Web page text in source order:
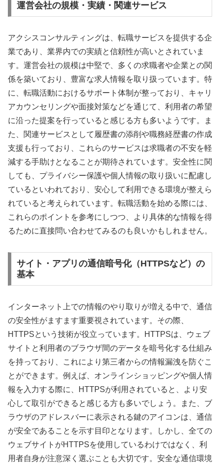
運営会社の規模・実績・関連サービス
アクシスコンサルティングは、転職サービスを提供する企
業であり、業界内での実績と信頼性が高いとされていま
す。運営会社の規模は中堅で、多くの求職者や企業との関
係を築いており、豊富な求人情報を取り扱っています。特
に、転職活動におけるサポート体制が整っており、キャリ
アカウンセリングや面接対策などを通じて、利用者の希望
に沿った提案を行っていると感じる方も多いようです。ま
た、関連サービスとして履歴書の添削や職務経歴書の作成
支援も行っており、これらのサービスは求職者の不安を軽
減する手助けとなることが期待されています。安全性に関
しても、プライバシー保護や個人情報の取り扱いに配慮し
ているといわれており、安心して利用できる環境が整えら
れていると考えられています。転職活動を始める際には、
これらのポイントを参考にしつつ、より具体的な情報を得
るために直接問い合わせてみるのも良いかもしれません。
サイト・アプリの通信暗号化（HTTPSなど）の
基本
インターネット上での情報のやり取りが増える中で、通信
の安全性がますます重要視されています。その際、
HTTPSという技術が役立っています。HTTPSは、ウェブ
サイトと利用者のブラウザ間のデータを暗号化する仕組み
を持っており、これにより第三者からの情報漏洩を防ぐこ
とができます。例えば、オンラインショッピングや個人情
報を入力する際に、HTTPSが利用されていると、より安
心して取引ができると感じる方も多いでしょう。また、ブ
ラウザのアドレスバーに表示される鍵のアイコンは、通信
が安全であることを示す目印となります。しかし、全ての
ウェブサイトがHTTPSを使用しているわけではなく、利
用者自身が注意深く選ぶことも大切です。安全な通信環境